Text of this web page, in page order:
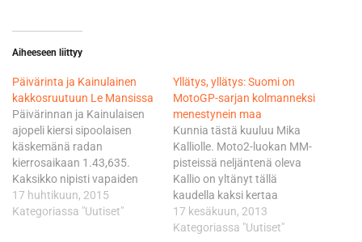
Aiheeseen liittyy
Päivärinta ja Kainulainen
kakkosruutuun Le Mansissa
Päivärinnan ja Kainulaisen
ajopeli kiersi sipoolaisen
käskemänä radan
kierrosaikaan 1.43,635.
Kaksikko nipisti vapaiden
treenien noteerauksesta
kaksi sekuntia ja
17 huhtikuun, 2015
Kategoriassa "Uutiset"
Yllätys, yllätys: Suomi on
MotoGP-sarjan kolmanneksi
menestynein maa
Kunnia tästä kuuluu Mika
Kalliolle. Moto2-luokan MM-
pisteissä neljäntenä oleva
Kallio on yltänyt tällä
kaudella kaksi kertaa
palkintokorokokkeelle. Hän
oli Austinissa kolmas ja Le
17 kesäkuun, 2013
Kategoriassa "Uutiset"